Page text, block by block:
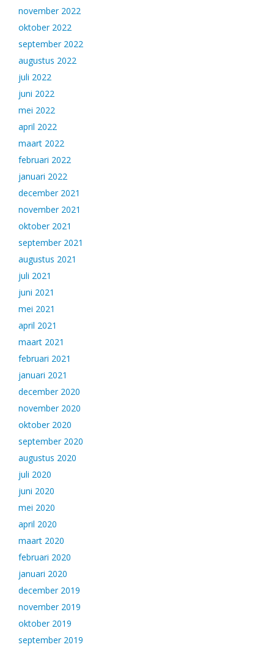
november 2022
oktober 2022
september 2022
augustus 2022
juli 2022
juni 2022
mei 2022
april 2022
maart 2022
februari 2022
januari 2022
december 2021
november 2021
oktober 2021
september 2021
augustus 2021
juli 2021
juni 2021
mei 2021
april 2021
maart 2021
februari 2021
januari 2021
december 2020
november 2020
oktober 2020
september 2020
augustus 2020
juli 2020
juni 2020
mei 2020
april 2020
maart 2020
februari 2020
januari 2020
december 2019
november 2019
oktober 2019
september 2019